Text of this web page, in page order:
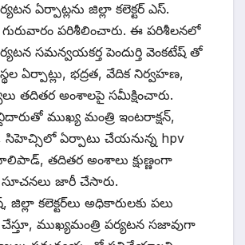
ఏర్పాట్లను జిల్లా కలెక్టర్ ఎస్.
గురువారం పరిశీలించారు. ఈ పరిశీలనలో
సమన్వయకర్త పెందుర్తి వెంకటేష్ తో
ఏర్పాట్లు, భద్రత, వేదిక నిర్వహణ,
తదితర అంశాలపై సమీక్షించారు.
ముఖ్య మంత్రి ఇంటరాక్షన్,
సిహెచ్సిలో ఏర్పాటు చేయనున్న hpv
తదితర అంశాలు క్షుణ్ణంగా
సూచనలు జారీ చేసారు.
జిల్లా కలెక్టర్‌లు అధికారులకు పలు
ముఖ్యమంత్రి పర్యటన సజావుగా